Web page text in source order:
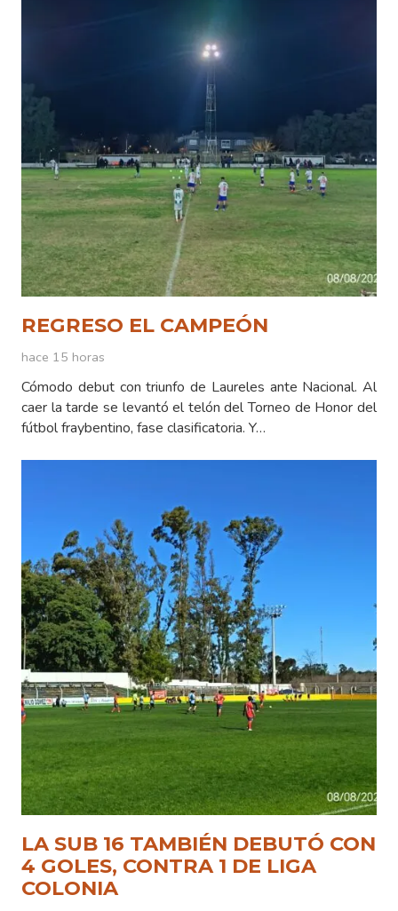
REGRESO EL CAMPEÓN
hace 15 horas
Cómodo debut con triunfo de Laureles ante Nacional. Al
caer la tarde se levantó el telón del Torneo de Honor del
fútbol fraybentino, fase clasificatoria. Y…
LA SUB 16 TAMBIÉN DEBUTÓ CON
4 GOLES, CONTRA 1 DE LIGA
COLONIA